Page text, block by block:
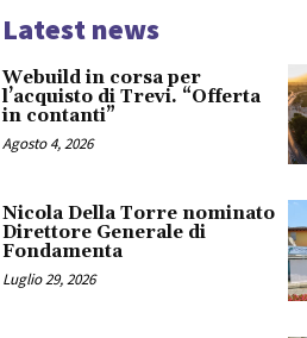
Latest news
Webuild in corsa per
l’acquisto di Trevi. “Offerta
in contanti”
Agosto 4, 2026
Nicola Della Torre nominato
Direttore Generale di
Fondamenta
Luglio 29, 2026